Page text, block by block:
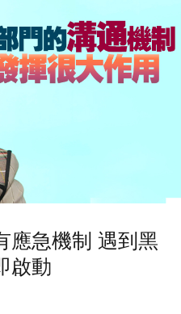
應急機制 遇到黑
啟動